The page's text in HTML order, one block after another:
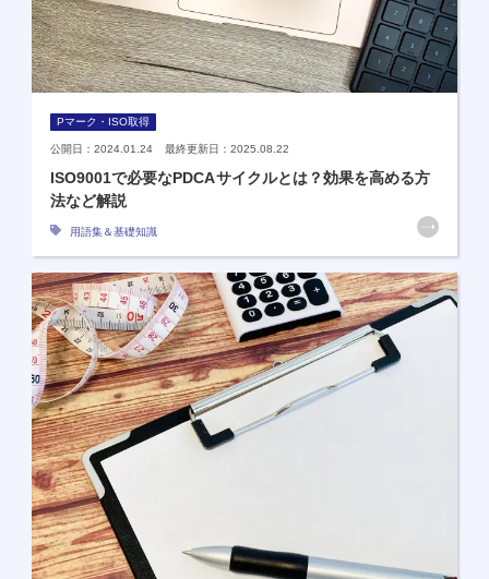
Pマーク・ISO取得
公開日：2024.01.24 最終更新日：2025.08.22
ISO9001で必要なPDCAサイクルとは？効果を高める方
法など解説
用語集＆基礎知識